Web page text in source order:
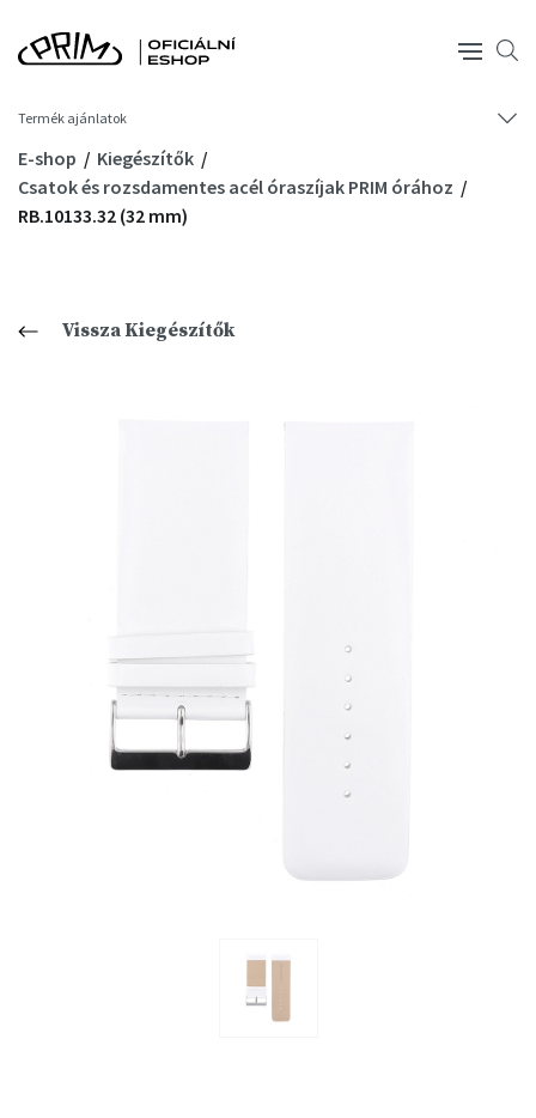
Termék ajánlatok
E-shop
Kiegészítők
Csatok és rozsdamentes acél óraszíjak PRIM órához
RB.10133.32 (32 mm)
Vissza Kiegészítők